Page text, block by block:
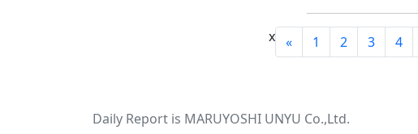
x « 1 2 3 4
Daily Report is MARUYOSHI UNYU Co.,Ltd.